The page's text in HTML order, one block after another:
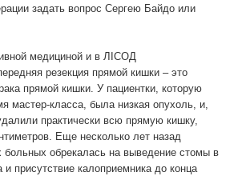
задать вопрос Сергею Байдо или
медициной и в ЛIСОД
резекция прямой кишки – это
прямой кишки. У пациентки, которую
мастер-класса, была низкая опухоль, и,
практически всю прямую кишку,
Еще несколько лет назад
больных обрекалась на выведение стомы в
и присутствие калоприемника до конца